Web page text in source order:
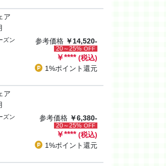
ア
ズン 参考価格 ￥14,520-
20～25% OFF
￥**** (税込)
1%ポイント還元
ア
ズン 参考価格 ￥6,380-
20～25% OFF
￥**** (税込)
1%ポイント還元